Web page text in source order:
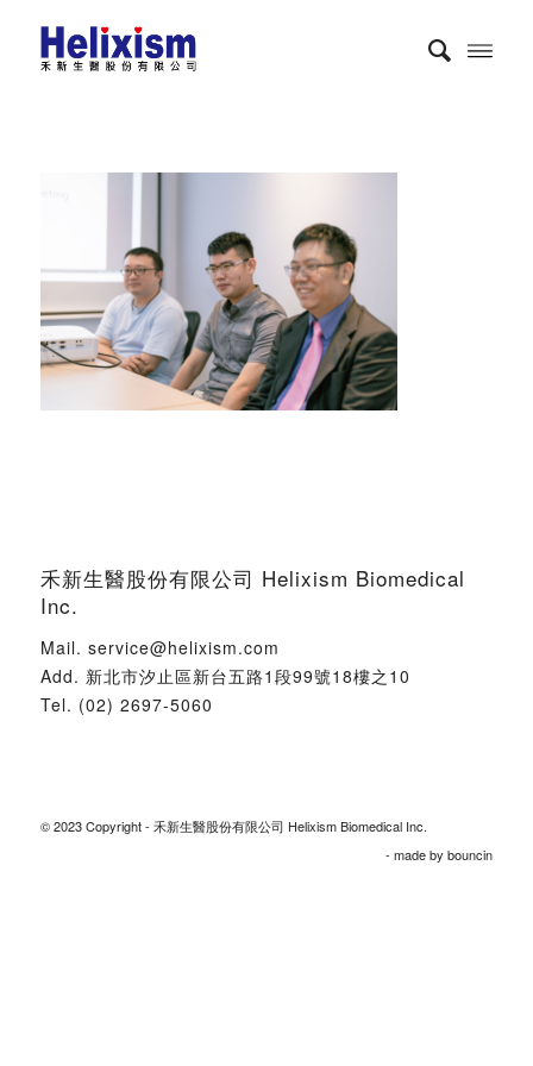
禾新生醫股份有限公司 Helixism Biomedical
Inc.
Mail. service@helixism.com
Add. 新北市汐止區新台五路1段99號18樓之10
Tel. (02) 2697-5060
© 2023 Copyright - 禾新生醫股份有限公司 Helixism Biomedical Inc.
- made bybouncin